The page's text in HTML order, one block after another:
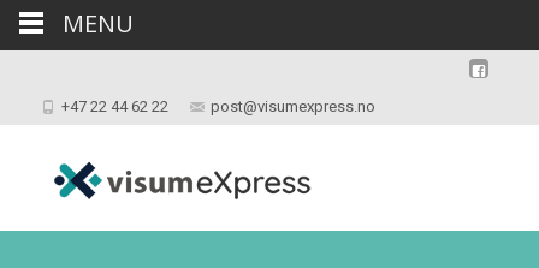
+47 22 44 62 22 post@visumexpress.no
MENU